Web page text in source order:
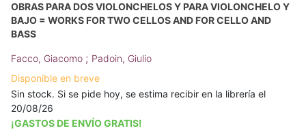
OBRAS PARA DOS VIOLONCHELOS Y PARA VIOLONCHELO Y
BAJO = WORKS FOR TWO CELLOS AND FOR CELLO AND
BASS
Facco, Giacomo ; Padoin, Giulio
Disponible en breve
Sin stock. Si se pide hoy, se estima recibir en la librería el
20/08/26
¡GASTOS DE ENVÍO GRATIS!